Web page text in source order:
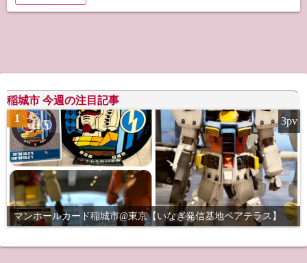
稲城市 今週の注目記事
1
マンホールカード稲城市@東京【いなぎ発信基地ペアテラス】
3pv